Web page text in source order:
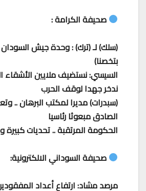
صحيفة الكرامة :
(سلك) لـ (ترك) : وحدة جيش
بتخصنا)
السيسي: نستضيف ملايين الأشقاء
ندخر جهدا لوقف الحرب
(سبدرات) مديرا لمكتب البرهان ..
الصادق مبعوثا رئاسيا
الحكومة المرتقبة .. تحديات
صحيفة السوداني الالكترونية: